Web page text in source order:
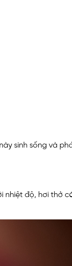
sinh sống và
nhiệt độ, hơi thở